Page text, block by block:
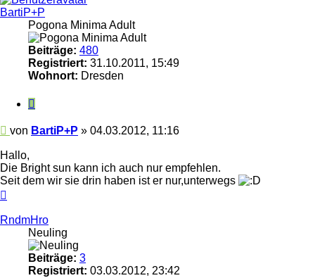
BartiP+P
Pogona Minima Adult
Beiträge: 480
Registriert: 31.10.2011, 15:49
Wohnort: Dresden
Zitieren
Beitrag
von BartiP+P » 04.03.2012, 11:16
Hallo,
Die Bright sun kann ich auch nur empfehlen.
Seit dem wir sie drin haben ist er nur,unterwegs
RndmHro
Neuling
Beiträge: 3
Registriert: 03.03.2012, 23:42